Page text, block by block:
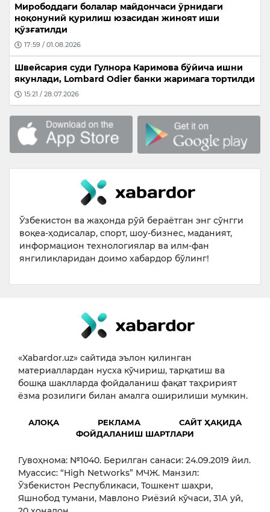
Мирободдаги болалар майдончаси ўрнидаги
ноқонуний қурилиш юзасидан жиноят иши
қўзғатилди
17:59 / 01.08.2026
Швейсария суди Гулнора Каримова бўйича ишни
якунлади, Lombard Odier банки жаримага тортилди
15:21 / 28.07.2026
Ўзбекистон ва жаҳонда рўй бераётган энг сўнгги
воқеа-ҳодисалар, спорт, шоу-бизнес, маданият,
информацион технологиялар ва илм-фан
янгиликларидан доимо хабардор бўлинг!
«Xabardor.uz» сайтида эълон қилинган
материаллардан нусха кўчириш, тарқатиш ва
бошқа шаклларда фойдаланиш фақат таҳририят
ёзма розилиги билан амалга оширилиши мумкин.
АЛОҚА РЕКЛАМА
САЙТ ҲАҚИДА
ФОЙДАЛАНИШ ШАРТЛАРИ
Гувоҳнома: №1040. Берилган санаси: 24.09.2019 йил.
Муассис: “High Networks” МЧЖ. Манзил:
Ўзбекистон Республикаси, Тошкент шаҳри,
Яшнобод тумани, Мавлоно Риёзий кўчаси, 31А уй,